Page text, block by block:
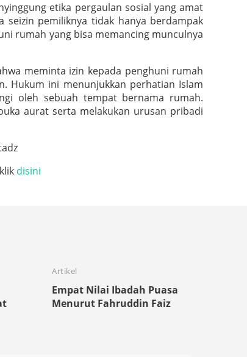
etika pergaulan sosial yang amat
pemiliknya tidak hanya berdampak
rumah yang bisa memancing munculnya
meminta izin kepada penghuni rumah
Hukum ini menunjukkan perhatian Islam
oleh sebuah tempat bernama rumah.
aurat serta melakukan urusan pribadi
disini
Artikel
Empat Nilai Ibadah Puasa
Menurut Fahruddin Faiz